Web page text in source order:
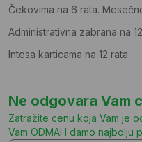
Čekovima na 6 rata.
Administrativna zabrana na
Intesa karticama na 12 rata:
Ne odgovara Vam
Zatražite cenu koja Vam je
Vam ODMAH damo najbolju